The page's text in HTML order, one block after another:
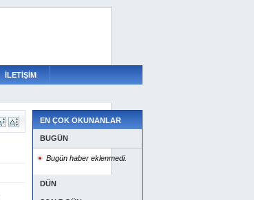
İLETİŞİM
EN ÇOK OKUNANLAR
BUGÜN
Bugün haber eklenmedi.
DÜN